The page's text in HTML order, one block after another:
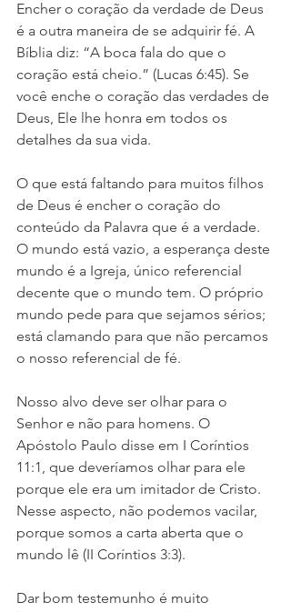
Encher o coração da verdade de Deus
é a outra maneira de se adquirir fé. A
Bíblia diz: “A boca fala do que o
coração está cheio.” (Lucas 6:45). Se
você enche o coração das verdades de
Deus, Ele lhe honra em todos os
detalhes da sua vida.
O que está faltando para muitos filhos
de Deus é encher o coração do
conteúdo da Palavra que é a verdade.
O mundo está vazio, a esperança deste
mundo é a Igreja, único referencial
decente que o mundo tem. O próprio
mundo pede para que sejamos sérios;
está clamando para que não percamos
o nosso referencial de fé.
Nosso alvo deve ser olhar para o
Senhor e não para homens. O
Apóstolo Paulo disse em I Coríntios
11:1, que deveríamos olhar para ele
porque ele era um imitador de Cristo.
Nesse aspecto, não podemos vacilar,
porque somos a carta aberta que o
mundo lê (II Coríntios 3:3).
Dar bom testemunho é muito